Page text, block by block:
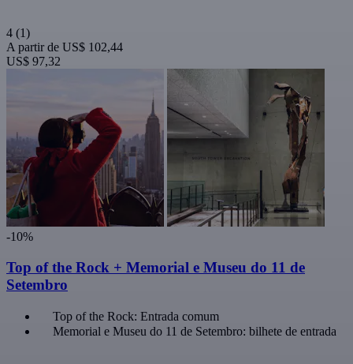
4 (1)
A partir de US$ 102,44
US$ 97,32
-10%
Top of the Rock + Memorial e Museu do 11 de
Setembro
Top of the Rock: Entrada comum
Memorial e Museu do 11 de Setembro: bilhete de entrada